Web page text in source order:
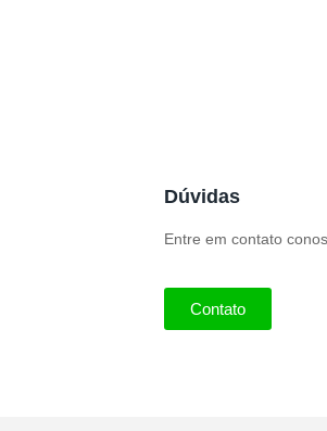
Dúvidas
Entre em contato
Contato